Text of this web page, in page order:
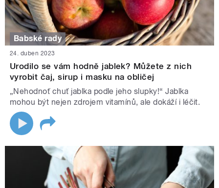
Babské rady
24. duben 2023
Urodilo se vám hodně jablek? Můžete z nich
vyrobit čaj, sirup i masku na obličej
„Nehodnoť chuť jablka podle jeho slupky!“ Jablka
mohou být nejen zdrojem vitamínů, ale dokáží i léčit.